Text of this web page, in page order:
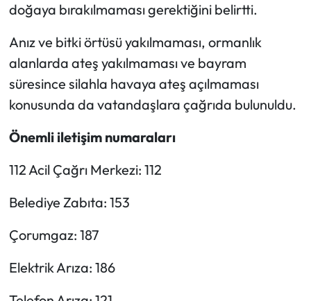
doğaya bırakılmaması gerektiğini belirtti.
Anız ve bitki örtüsü yakılmaması, ormanlık
alanlarda ateş yakılmaması ve bayram
süresince silahla havaya ateş açılmaması
konusunda da vatandaşlara çağrıda bulunuldu.
Önemli iletişim numaraları
112 Acil Çağrı Merkezi: 112
Belediye Zabıta: 153
Çorumgaz: 187
Elektrik Arıza: 186